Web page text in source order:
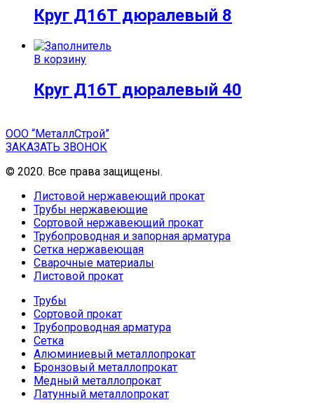
Круг Д16Т дюралевый 8
В корзину
Круг Д16Т дюралевый 40
ООО “МеталлСтрой”
ЗАКАЗАТЬ ЗВОНОК
© 2020. Все права защищены.
Листовой нержавеющий прокат
Трубы нержавеющие
Сортовой нержавеющий прокат
Трубопроводная и запорная арматура
Сетка нержавеющая
Сварочные материалы
Листовой прокат
Трубы
Сортовой прокат
Трубопроводная арматура
Сетка
Алюминиевый металлопрокат
Бронзовый металлопрокат
Медный металлопрокат
Латунный металлопрокат